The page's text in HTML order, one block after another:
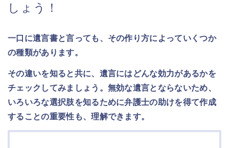
しょう！
一口に遺言書と言っても、その作り方によっていくつか
の種類があります。
その違いを知ると共に、遺言にはどんな効力があるかを
チェックしてみましょう。無効な遺言とならないため、
いろいろな選択肢を知るために弁護士の助けを得て作成
することの重要性も、理解できます。